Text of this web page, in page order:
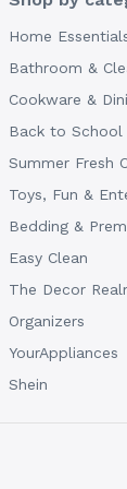
Home
Bathroom &
Cookware &
Back to School
Summer Fresh
Toys, Fun &
Bedding &
Easy Clean
The Decor
Organizers
YourAppliances
Shein